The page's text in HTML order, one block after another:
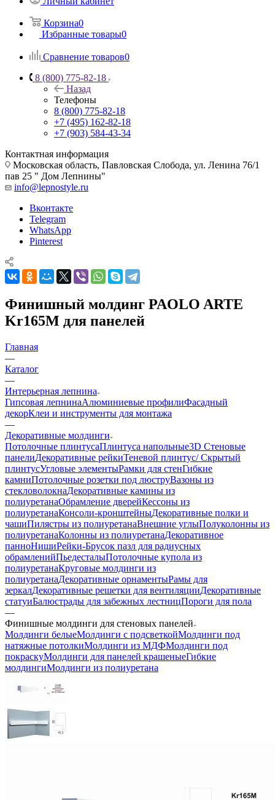
Корзина0
Избранные товары0
Сравнение товаров0
8 (800) 775-82-18
Назад
Телефоны
8 (800) 775-82-18
+7 (495) 162-82-18
+7 (903) 584-43-34
Контактная информация
Московская область, Павловская Слобода, ул. Ленина 76/1
пав 25 " Дом Лепнины"
info@lepnostyle.ru
Вконтакте
Telegram
WhatsApp
Pinterest
Финишный молдинг PAOLO ARTE
Kr165M для панелей
Главная
—
Каталог
—
Интерьерная лепнина
Гипсовая лепнинаАлюминиевые профилиФасадный
декорКлеи и инструменты для монтажа
—
Декоративные молдинги
Потолочные плинтусаПлинтуса напольные3D Стеновые
панелиДекоративные рейкиТеневой плинтус/ Скрытый
плинтусУгловые элементыРамки для стенГибкие
камниПотолочные розетки под люструВазоны из
стекловолокнаДекоративные камины из
полиуретанаОбрамление дверейКессоны из
полиуретанаКонсоли-кронштейныДекоративные полки и
чашиПилястры из полиуретанаВнешние углыПолуколонны из
полиуретанаКолонны из полиуретанаДекоративное
панноНишиРейки-Брусок пазл для радиусных
обрамленийПьедесталыПотолочные купола из
полиуретанаКруговые молдинги из
полиуретанаДекоративные орнаментыРамы для
зеркалДекоративные решетки для вентиляцииДекоративные
статуиБалюстрады для забежных лестницПороги для пола
—
Финишные молдинги для стеновых панелей
Молдинги белыеМолдинги с подсветкойМолдинги под
натяжные потолкиМолдинги из МДФМолдинги под
покраскуМолдинги для панелей крашеныеГибкие
молдингиМолдинги из полиуретана